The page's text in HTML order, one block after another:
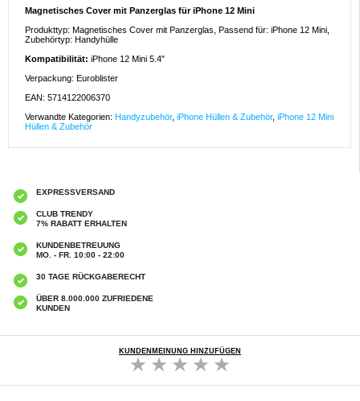
Magnetisches Cover mit Panzerglas für iPhone 12 Mini
Produkttyp: Magnetisches Cover mit Panzerglas, Passend für: iPhone 12 Mini,
Zubehörtyp: Handyhülle
Kompatibilität: iPhone 12 Mini 5.4"
Verpackung: Euroblister
EAN: 5714122006370
Verwandte Kategorien: Handyzubehör, iPhone Hüllen & Zubehör, iPhone 12 Mini
Hüllen & Zubehör
EXPRESSVERSAND
CLUB TRENDY
7% RABATT ERHALTEN
KUNDENBETREUUNG
MO. - FR. 10:00 - 22:00
30 TAGE RÜCKGABERECHT
ÜBER 8.000.000 ZUFRIEDENE
KUNDEN
KUNDENMEINUNG HINZUFÜGEN